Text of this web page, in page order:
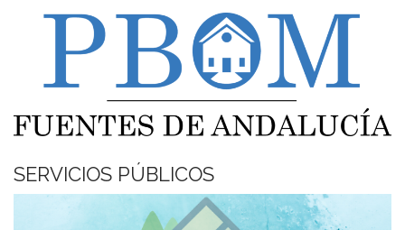
SERVICIOS PÚBLICOS